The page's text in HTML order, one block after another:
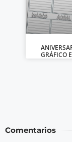
GRÁFICO
Comentarios